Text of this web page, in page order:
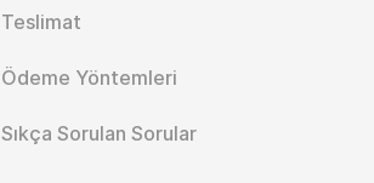
Teslimat
Ödeme Yöntemleri
Sıkça Sorulan Sorular